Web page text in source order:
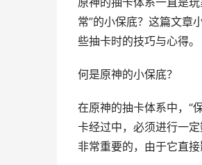
常”的小保底？这篇文章
些抽卡时的技巧与心得。
何是原神的小保底？
在原神的抽卡体系中，“
卡经过中，必须进行一
非常重要的，由于它直